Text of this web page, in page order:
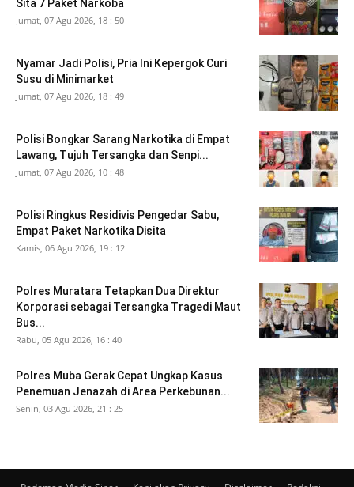
Sita 7 Paket Narkoba
Jumat, 07 Agu 2026, 18 : 50
Nyamar Jadi Polisi, Pria Ini Kepergok Curi
Susu di Minimarket
Jumat, 07 Agu 2026, 18 : 49
Polisi Bongkar Sarang Narkotika di Empat
Lawang, Tujuh Tersangka dan Senpi...
Jumat, 07 Agu 2026, 10 : 48
Polisi Ringkus Residivis Pengedar Sabu,
Empat Paket Narkotika Disita
Kamis, 06 Agu 2026, 19 : 12
Polres Muratara Tetapkan Dua Direktur
Korporasi sebagai Tersangka Tragedi Maut
Bus...
Rabu, 05 Agu 2026, 16 : 40
Polres Muba Gerak Cepat Ungkap Kasus
Penemuan Jenazah di Area Perkebunan...
Senin, 03 Agu 2026, 21 : 25